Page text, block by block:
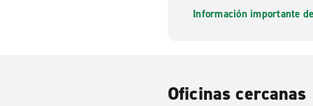
Información importante
Oficinas cercanas